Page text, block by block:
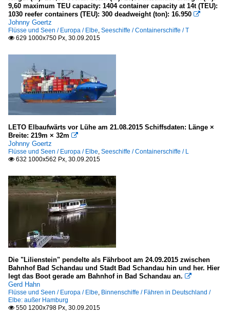
9,60 maximum TEU capacity: 1404 container capacity at 14t (TEU):
1030 reefer containers (TEU): 300 deadweight (ton): 16.950 
Johnny Goertz
Flüsse und Seen / Europa / Elbe, Seeschiffe / Containerschiffe / T
 629 1000x750 Px, 30.09.2015
LETO Elbaufwärts vor Lühe am 21.08.2015 Schiffsdaten: Länge ×
Breite: 219m × 32m 
Johnny Goertz
Flüsse und Seen / Europa / Elbe, Seeschiffe / Containerschiffe / L
 632 1000x562 Px, 30.09.2015
Die "Lilienstein" pendelte als Fährboot am 24.09.2015 zwischen
Bahnhof Bad Schandau und Stadt Bad Schandau hin und her. Hier
legt das Boot gerade am Bahnhof in Bad Schandau an. 
Gerd Hahn
Flüsse und Seen / Europa / Elbe, Binnenschiffe / Fähren in Deutschland /
Elbe: außer Hamburg
 550 1200x798 Px, 30.09.2015